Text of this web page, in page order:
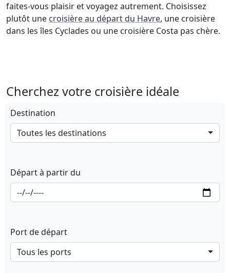
faites-vous plaisir et voyagez autrement. Choisissez
plutôt une croisière au départ du Havre, une croisière
dans les îles Cyclades ou une croisière Costa pas chère.
Cherchez votre croisière idéale
Destination
Toutes les destinations
Départ à partir du
Port de départ
Tous les ports